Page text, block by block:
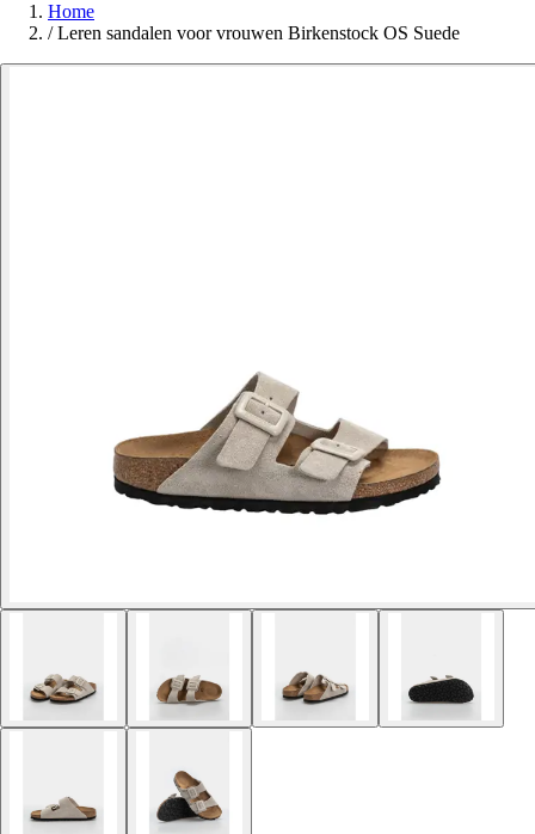
Home
/ Leren sandalen voor vrouwen Birkenstock OS Suede